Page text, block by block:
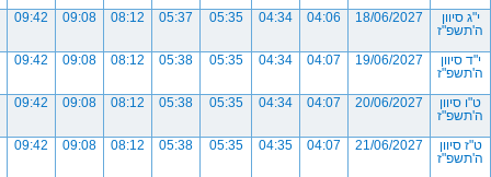
י"ג סיוון
ה'תשפ"ז
18/06/2027
04:06
04:34
05:35
05:37
08:12
09:08
09:42
י"ד סיוון
ה'תשפ"ז
19/06/2027
04:07
04:34
05:35
05:38
08:12
09:08
09:42
ט"ו סיוון
ה'תשפ"ז
20/06/2027
04:07
04:34
05:35
05:38
08:12
09:08
09:42
ט"ז סיוון
ה'תשפ"ז
21/06/2027
04:07
04:35
05:35
05:38
08:12
09:08
09:42